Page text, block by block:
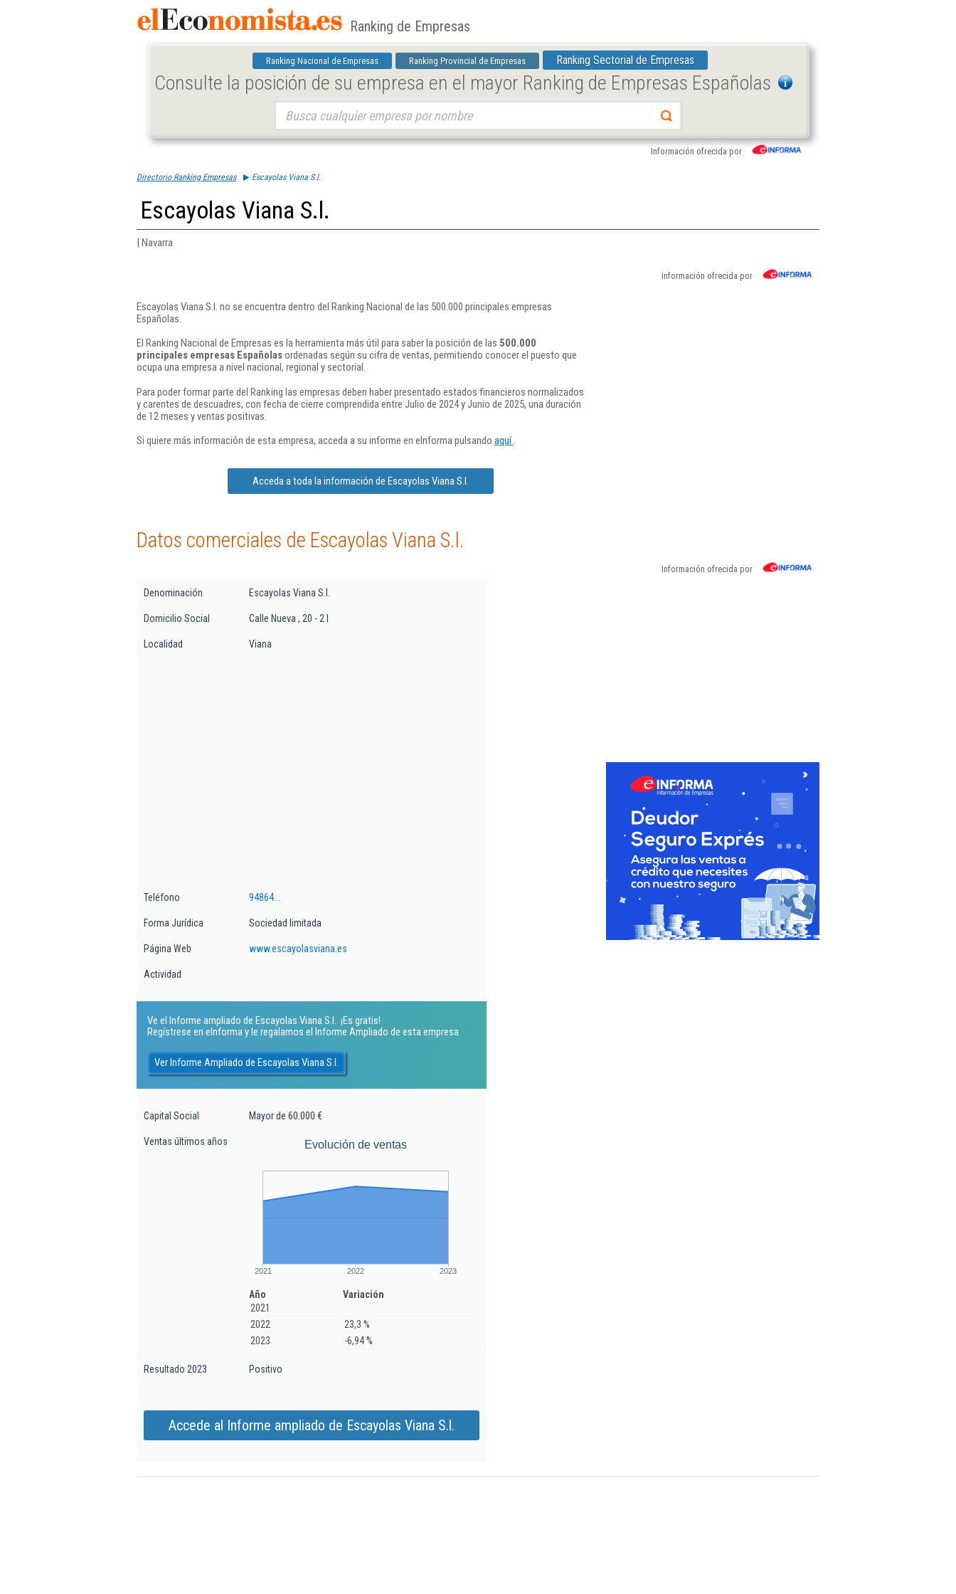
Ranking de Empresas
Ranking Nacional de Empresas Ranking Provincial de Empresas Ranking Sectorial de Empresas
Consulte la posición de su empresa en el mayor Ranking de Empresas Españolas
Información ofrecida por
Directorio Ranking Empresas Escayolas Viana S.l.
Escayolas Viana S.l.
| Navarra
Información ofrecida por
Escayolas Viana S.l. no se encuentra dentro del Ranking Nacional de las 500.000 principales empresas
Españolas.
El Ranking Nacional de Empresas es la herramienta más útil para saber la posición de las 500.000
principales empresas Españolasordenadas según su cifra de ventas, permitiendo conocer el puesto que
ocupa una empresa a nivel nacional, regional y sectorial.
Para poder formar parte del Ranking las empresas deben haber presentado estados financieros normalizados
y carentes de descuadres, con fecha de cierre comprendida entre Julio de 2024 y Junio de 2025, una duración
de 12 meses y ventas positivas.
Si quiere más información de esta empresa, acceda a su informe en eInforma pulsando aquí.
Acceda a toda la información de Escayolas Viana S.l.
Datos comerciales de Escayolas Viana S.l.
Información ofrecida por
Denominación Escayolas Viana S.l.
Domicilio Social Calle Nueva , 20 - 2 I
Localidad Viana
Teléfono 94864...
Forma Jurídica Sociedad limitada
Página Web www.escayolasviana.es
Actividad
Ve el Informe ampliado de Escayolas Viana S.l.. ¡Es gratis!
Regístrese en eInforma y le regalamos el Informe Ampliado de esta empresa
Ver Informe Ampliado de Escayolas Viana S.l.
Capital Social Mayor de 60.000 €
Ventas últimos años Evolución de ventas
2021 2022 2023
Año
Variación
2021
2022
23,3 %
2023
-6,94 %
Resultado 2023 Positivo
Accede al Informe ampliado de Escayolas Viana S.l.